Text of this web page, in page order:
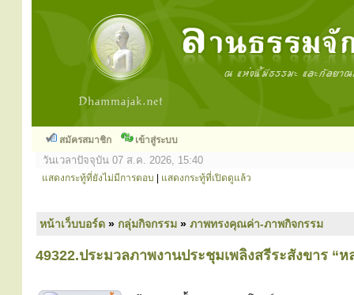
สมัครสมาชิก เข้าสู่ระบบ
วันเวลาปัจจุบัน 07 ส.ค. 2026, 15:40
แสดงกระทู้ที่ยังไม่มีการตอบ แสดงกระทู้ที่เปิดดูแล้ว
หน้าเว็บบอร์ด » กลุ่มกิจกรรม » ภาพทรงคุณค่า-ภาพกิจกรรม
49322.ประมวลภาพงานประชุมเพลิงสรีระสังขาร “